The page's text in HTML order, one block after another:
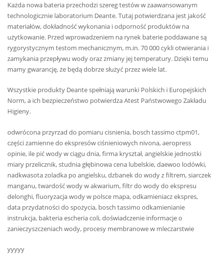
Każda nowa bateria przechodzi szereg testów w zaawansowanym
technologicznie laboratorium Deante. Tutaj potwierdzana jest jakość
materiałów, dokładność wykonania i odporność produktów na
użytkowanie. Przed wprowadzeniem na rynek baterie poddawane są
rygorystycznym testom mechanicznym, m.in. 70 000 cykli otwierania i
zamykania przepływu wody oraz zmiany jej temperatury. Dzięki temu
mamy gwarancję, że będą dobrze służyć przez wiele lat.
Wszystkie produkty Deante spełniają warunki Polskich i Europejskich
Norm, a ich bezpieczeństwo potwierdza Atest Państwowego Zakładu
Higieny.
odwrócona przyrzad do pomiaru cisnienia, bosch tassimo ctpm01,
części zamienne do ekspresów ciśnieniowych nivona, aeropress
opinie, ile pić wody w ciągu dnia, firma kryształ, angielskie jednostki
miary przelicznik, studnia głębinowa cena lubelskie, daewoo lodówki,
nadkwasota zoladka po angielsku, dzbanek do wody z filtrem, siarczek
manganu, twardość wody w akwarium, filtr do wody do ekspresu
delonghi, fluoryzacja wody w polsce mapa, odkamieniacz ekspres,
data przydatności do spożycia, bosch tassimo odkamienianie
instrukcja, bakteria escheria coli, doświadczenie informacje o
zanieczyszczeniach wody, procesy membranowe w mleczarstwie
yyyyy